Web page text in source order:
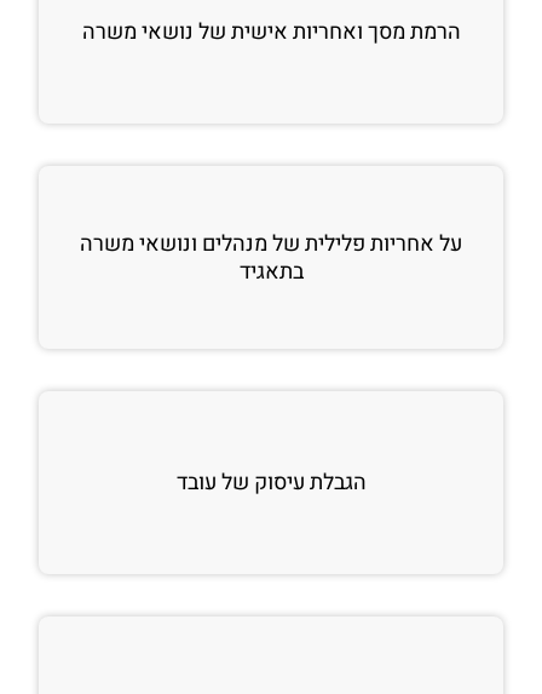
הרמת מסך ואחריות אישית של נושאי משרה
על אחריות פלילית של מנהלים ונושאי משרה
בתאגיד
הגבלת עיסוק של עובד